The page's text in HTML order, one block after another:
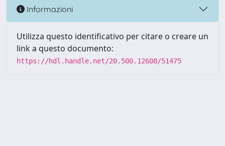
Informazioni
Utilizza questo identificativo per citare o creare un
link a questo documento:
https://hdl.handle.net/20.500.12608/51475